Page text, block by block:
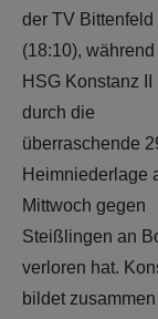
der TV Bittenfeld
(18:10), während
HSG Konstanz II
durch die
überraschende
Heimniederlage
Mittwoch gegen
Steißlingen an
verloren hat.
bildet